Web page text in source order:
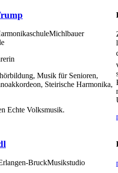
Michlbauer
Musik für Senioren,
Steirische Harmonika,
Echte Volksmusik.
Musikstudio